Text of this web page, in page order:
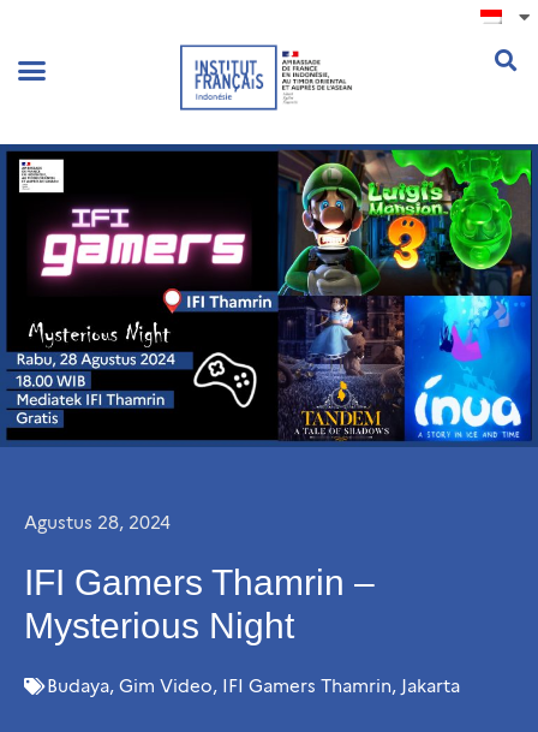
Agustus 28, 2024
IFI Gamers Thamrin –
Mysterious Night
Budaya, Gim Video, IFI Gamers Thamrin, Jakarta